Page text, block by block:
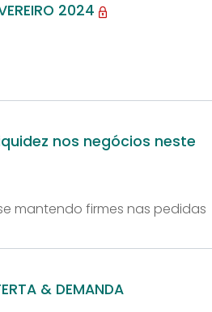
2024
nos negócios neste
mantendo firmes nas pedidas
& DEMANDA